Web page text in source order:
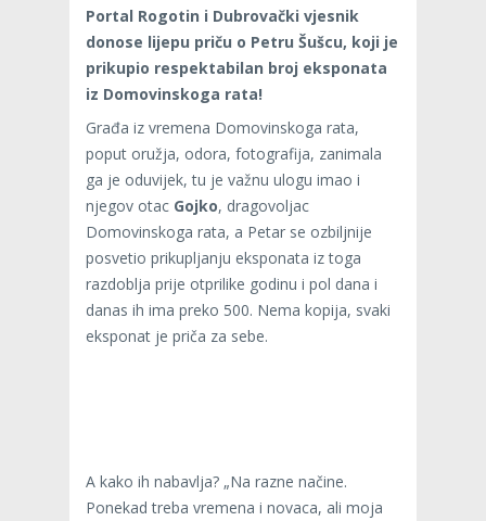
Portal Rogotin i Dubrovački vjesnik
donose lijepu priču o Petru Šušcu, koji je
prikupio respektabilan broj eksponata
iz Domovinskoga rata!
Građa iz vremena Domovinskoga rata,
poput oružja, odora, fotografija, zanimala
ga je oduvijek, tu je važnu ulogu imao i
njegov otac Gojko, dragovoljac
Domovinskoga rata, a Petar se ozbiljnije
posvetio prikupljanju eksponata iz toga
razdoblja prije otprilike godinu i pol dana i
danas ih ima preko 500. Nema kopija, svaki
eksponat je priča za sebe.
A kako ih nabavlja? „Na razne načine.
Ponekad treba vremena i novaca, ali moja